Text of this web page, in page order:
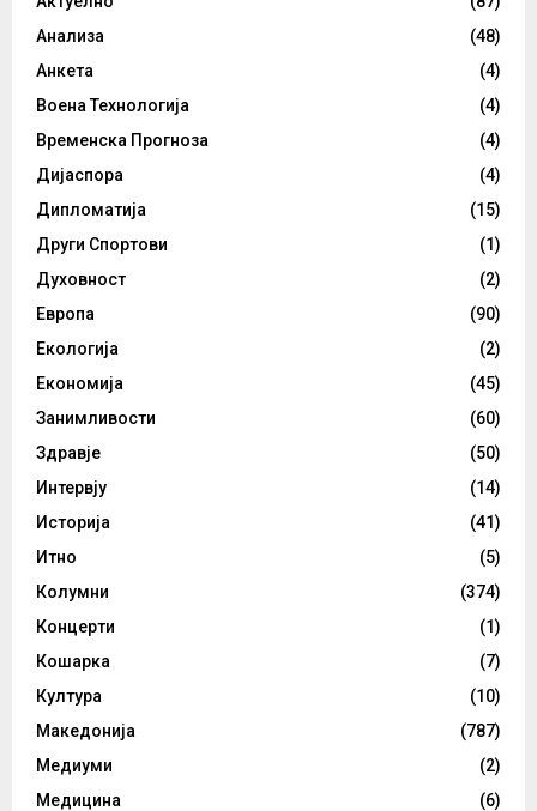
Анализа
(48)
Анкета
(4)
Воена Технологија
(4)
Временска Прогноза
(4)
Дијаспора
(4)
Дипломатија
(15)
Други Спортови
(1)
Духовност
(2)
Европа
(90)
Екологија
(2)
Економија
(45)
Занимливости
(60)
Здравје
(50)
Интервју
(14)
Историја
(41)
Итно
(5)
Колумни
(374)
Концерти
(1)
Кошарка
(7)
Култура
(10)
Македонија
(787)
Медиуми
(2)
Медицина
(6)